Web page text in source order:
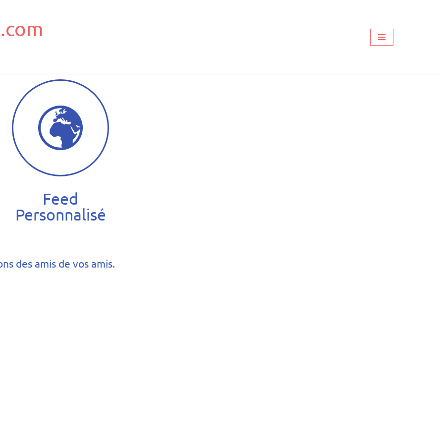
Feed
Personnalisé
des amis de vos amis.